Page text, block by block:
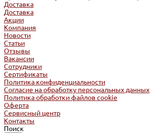
Доставка
Доставка
Акции
Компания
Новости
Статьи
Отзывы
Вакансии
Сотрудники
Сертификаты
Политика конфиденциальности
Согласие на обработку персональных данных
Политика обработки файлов cookie
Оферта
Сервисный центр
Контакты
Поиск